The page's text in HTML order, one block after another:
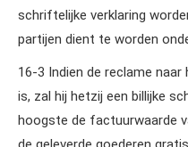
schriftelijke verklaring
partijen dient te worden
16‑3 Indien de reclame
is, zal hij hetzij een billijke
hoogste de factuurwaarde